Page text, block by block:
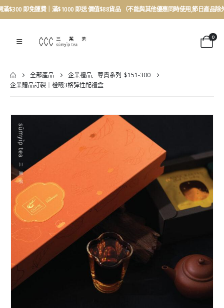
滿$300 即免運費｜滿$1000 即送 價值$88貨品 （不能與其他優惠同時使用,節日產品除
0
全部產品 企業禮品, 尊貴系列_$151-300
企業贈品訂製｜橙曦3格彈性配禮盒